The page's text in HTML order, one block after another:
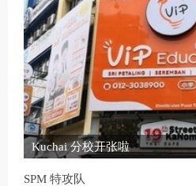
Kuchai 分校开张啦
SPM 特攻队